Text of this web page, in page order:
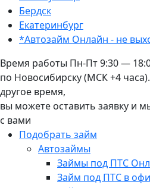
Бердск
Екатеринбург
*Автозайм Онлайн - не
Время работы Пн-Пт 9:30 —
по Новосибирску (МСК +4
другое время,
вы можете оставить заявку и
с вами
Подобрать займ
Автозаймы
Займы под ПТС
Займ под ПТС в